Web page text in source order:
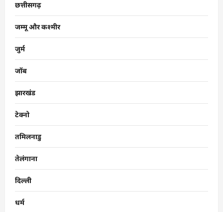
छत्तीसगढ़
जम्मू और कश्मीर
जुर्म
जॉब
झारखंड
टेक्नो
तमिलनाडु
तेलंगाना
दिल्ली
धर्म